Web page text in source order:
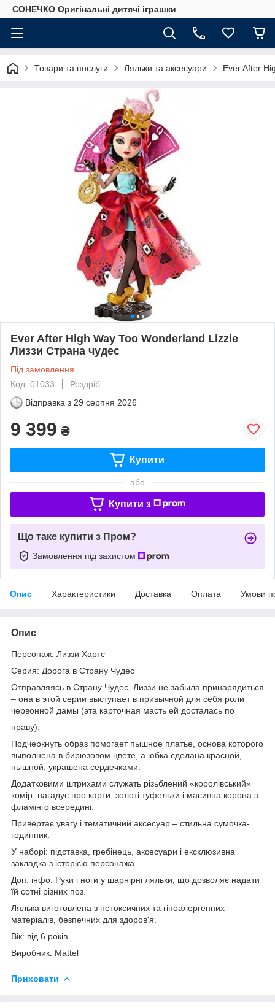
СОНЕЧКО Оригінальні дитячі іграшки
Товари та послуги Ляльки та аксесуари Ever After
Ever After High Way Too Wonderland Lizzie
Лиззи Страна чудес
Під замовлення
Код: 01033
Роздріб
Відправка з 29 серпня 2026
9 399 ₴
Купити
або
Купити з
Що таке купити з Пром?
Замовлення під захистом
Опис Характеристики Доставка Оплата Умови
Опис
Персонаж: Лиззи Хартс
Серия: Дорога в Страну Чудес
Отправляясь в Страну Чудес, Лиззи не забыла принарядиться
– она в этой серии выступает в привычной для себя роли
червонной дамы (эта карточная масть ей досталась по
праву).
Подчеркнуть образ помогает пышное платье, основа которого
выполнена в бирюзовом цвете, а юбка сделана красной,
пышной, украшена сердечками.
Додатковими штрихами служать різьблений «королівський»
комір, нагадує про карти, золоті туфельки і масивна корона з
фламінго всередині.
Привертає увагу і тематичний аксесуар – стильна сумочка-
годинник.
У наборі: підставка, гребінець, аксесуари і ексклюзивна
закладка з історією персонажа.
Доп. інфо: Руки і ноги у шарнірні ляльки, що дозволяє надати
їй сотні різних поз.
Лялька виготовлена з нетоксичних та гіпоалергенних
матеріалів, безпечних для здоров'я.
Вік: від 6 років
Виробник: Mattel
Приховати